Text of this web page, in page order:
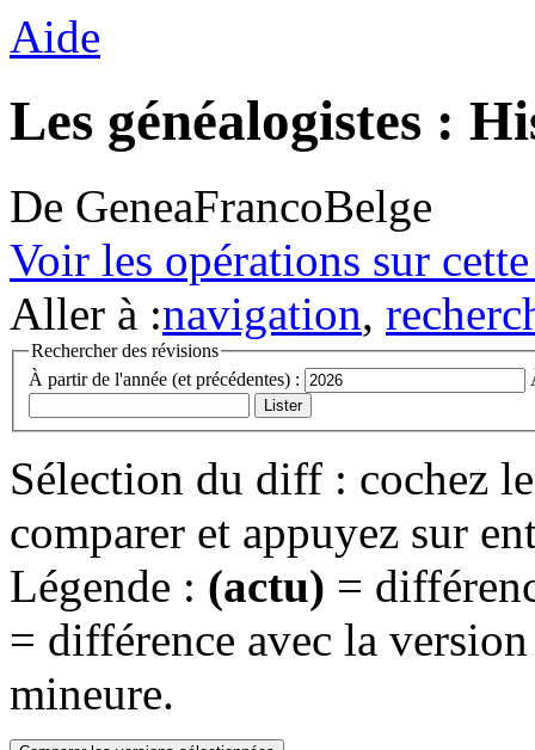
Aide
Les généalogistes :
De GeneaFrancoBelge
Voir les opérations sur
Aller à :navigation,
Rechercher des révisions
À partir de l'année (et précédentes) :
Sélection du diff : cochez
comparer et appuyez sur
Légende : (actu) =
= différence avec la
mineure.